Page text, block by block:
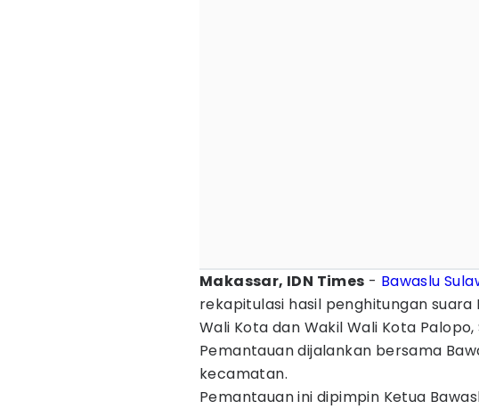
Makassar, IDN Times - Bawaslu
rekapitulasi hasil penghitungan suara
Wali Kota dan Wakil Wali Kota
Pemantauan dijalankan bersama
kecamatan.
Pemantauan ini dipimpin Ketua